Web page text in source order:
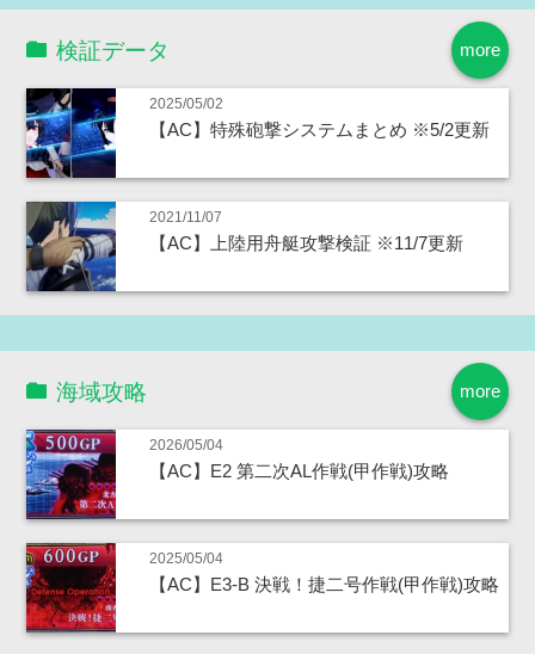
more
検証データ
2025/05/02
【AC】特殊砲撃システムまとめ ※5/2更新
2021/11/07
【AC】上陸用舟艇攻撃検証 ※11/7更新
more
海域攻略
2026/05/04
【AC】E2 第二次AL作戦(甲作戦)攻略
2025/05/04
【AC】E3-B 決戦！捷二号作戦(甲作戦)攻略